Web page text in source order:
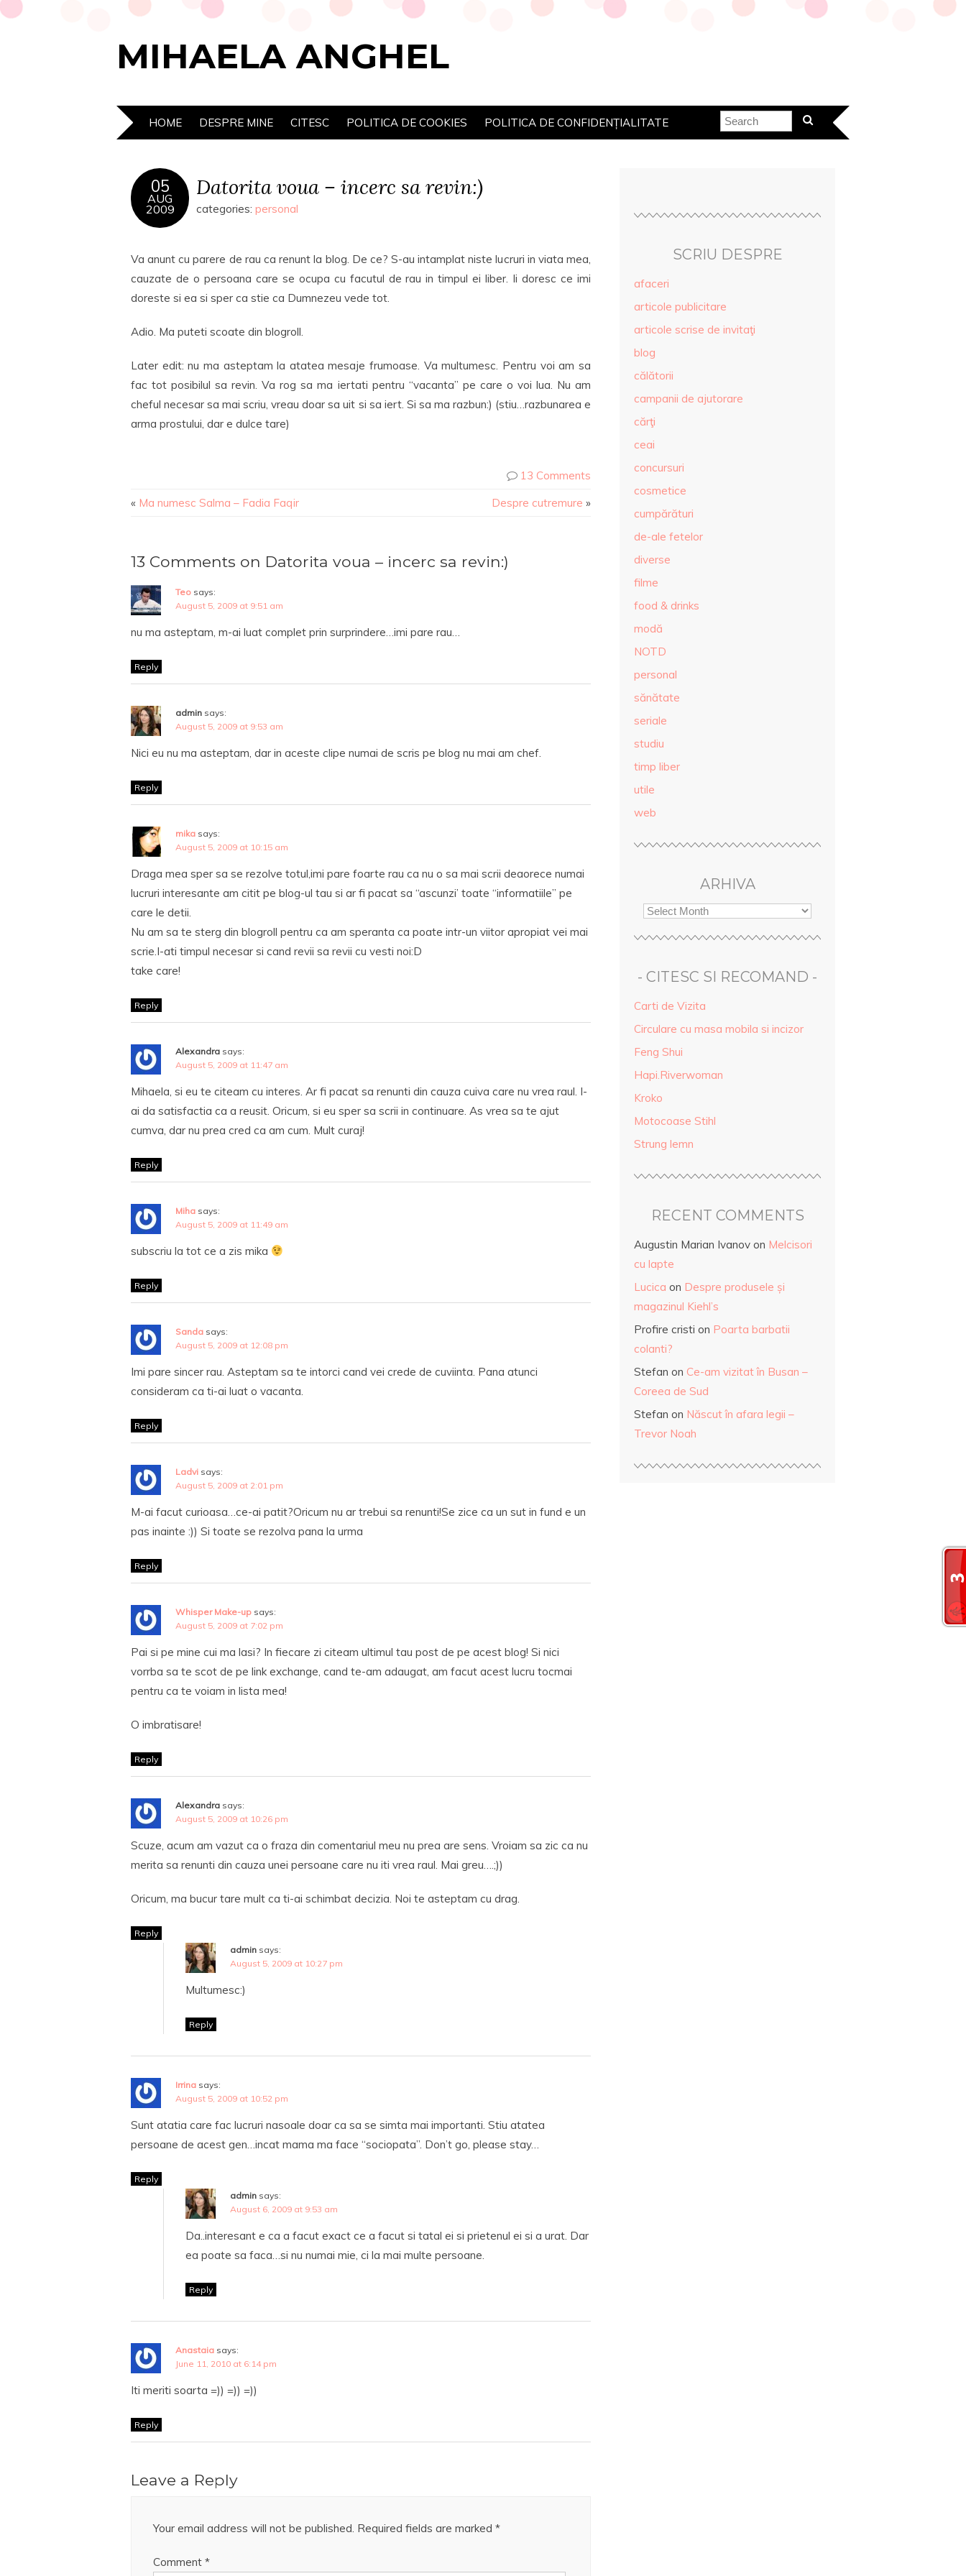
MIHAELA ANGHEL
HOME DESPRE MINE CITESC POLITICA DE COOKIES POLITICA DE CONFIDENȚIALITATE
05
AUG
2009
Datorita voua – incerc sa revin:)
categories: personal
Va anunt cu parere de rau ca renunt la blog. De ce? S-au intamplat niste lucruri in viata mea,
cauzate de o persoana care se ocupa cu facutul de rau in timpul ei liber. Ii doresc ce imi
doreste si ea si sper ca stie ca Dumnezeu vede tot.
Adio. Ma puteti scoate din blogroll.
Later edit: nu ma asteptam la atatea mesaje frumoase. Va multumesc. Pentru voi am sa
fac tot posibilul sa revin. Va rog sa ma iertati pentru “vacanta” pe care o voi lua. Nu am
cheful necesar sa mai scriu, vreau doar sa uit si sa iert. Si sa ma razbun:) (stiu…razbunarea e
arma prostului, dar e dulce tare)
13 Comments
« Ma numesc Salma – Fadia Faqir Despre cutremure »
13 Comments on Datorita voua – incerc sa revin:)
Teo says:
August 5, 2009 at 9:51 am
nu ma asteptam, m-ai luat complet prin surprindere…imi pare rau…
Reply
admin says:
August 5, 2009 at 9:53 am
Nici eu nu ma asteptam, dar in aceste clipe numai de scris pe blog nu mai am chef.
Reply
mika says:
August 5, 2009 at 10:15 am
Draga mea sper sa se rezolve totul,imi pare foarte rau ca nu o sa mai scrii deaorece numai
lucruri interesante am citit pe blog-ul tau si ar fi pacat sa “ascunzi’ toate “informatiile” pe
care le detii.
Nu am sa te sterg din blogroll pentru ca am speranta ca poate intr-un viitor apropiat vei mai
scrie.I-ati timpul necesar si cand revii sa revii cu vesti noi:D
take care!
Reply
Alexandra says:
August 5, 2009 at 11:47 am
Mihaela, si eu te citeam cu interes. Ar fi pacat sa renunti din cauza cuiva care nu vrea raul. I-
ai da satisfactia ca a reusit. Oricum, si eu sper sa scrii in continuare. As vrea sa te ajut
cumva, dar nu prea cred ca am cum. Mult curaj!
Reply
Miha says:
August 5, 2009 at 11:49 am
subscriu la tot ce a zis mika
Reply
Sanda says:
August 5, 2009 at 12:08 pm
Imi pare sincer rau. Asteptam sa te intorci cand vei crede de cuviinta. Pana atunci
consideram ca ti-ai luat o vacanta.
Reply
Ladvi says:
August 5, 2009 at 2:01 pm
M-ai facut curioasa…ce-ai patit?Oricum nu ar trebui sa renunti!Se zice ca un sut in fund e un
pas inainte :)) Si toate se rezolva pana la urma
Reply
Whisper Make-up says:
August 5, 2009 at 7:02 pm
Pai si pe mine cui ma lasi? In fiecare zi citeam ultimul tau post de pe acest blog! Si nici
vorrba sa te scot de pe link exchange, cand te-am adaugat, am facut acest lucru tocmai
pentru ca te voiam in lista mea!
O imbratisare!
Reply
Alexandra says:
August 5, 2009 at 10:26 pm
Scuze, acum am vazut ca o fraza din comentariul meu nu prea are sens. Vroiam sa zic ca nu
merita sa renunti din cauza unei persoane care nu iti vrea raul. Mai greu….;))
Oricum, ma bucur tare mult ca ti-ai schimbat decizia. Noi te asteptam cu drag.
Reply
admin says:
August 5, 2009 at 10:27 pm
Multumesc:)
Reply
Irrina says:
August 5, 2009 at 10:52 pm
Sunt atatia care fac lucruri nasoale doar ca sa se simta mai importanti. Stiu atatea
persoane de acest gen…incat mama ma face “sociopata”. Don’t go, please stay…
Reply
admin says:
August 6, 2009 at 9:53 am
Da..interesant e ca a facut exact ce a facut si tatal ei si prietenul ei si a urat. Dar
ea poate sa faca…si nu numai mie, ci la mai multe persoane.
Reply
Anastaia says:
June 11, 2010 at 6:14 pm
Iti meriti soarta =)) =)) =))
Reply
Leave a Reply
Your email address will not be published. Required fields are marked *
Comment *
SCRIU DESPRE
afaceri
articole publicitare
articole scrise de invitaţi
blog
călătorii
campanii de ajutorare
cărţi
ceai
concursuri
cosmetice
cumpărături
de-ale fetelor
diverse
filme
food & drinks
modă
NOTD
personal
sănătate
seriale
studiu
timp liber
utile
web
ARHIVA
- CITESC SI RECOMAND -
Carti de Vizita
Circulare cu masa mobila si incizor
Feng Shui
Hapi.Riverwoman
Kroko
Motocoase Stihl
Strung lemn
RECENT COMMENTS
Augustin Marian Ivanov on Melcisori
cu lapte
Lucica on Despre produsele și
magazinul Kiehl’s
Profire cristi on Poarta barbatii
colanti?
Stefan on Ce-am vizitat în Busan –
Coreea de Sud
Stefan on Născut în afara legii –
Trevor Noah